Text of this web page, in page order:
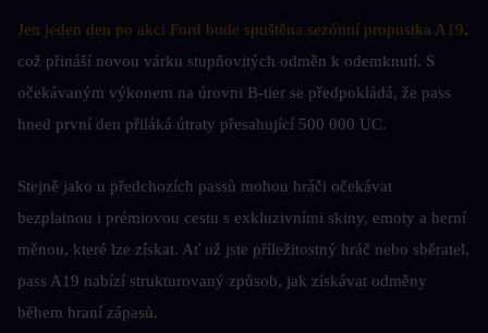
Jen jeden den po akci Ford bude spuštěna sezónní propustka A19,
což přináší novou várku stupňovitých odměn k odemknutí. S
očekávaným výkonem na úrovni B-tier se předpokládá, že pass
hned první den přiláká útraty přesahující 500 000 UC.
Stejně jako u předchozích passů mohou hráči očekávat
bezplatnou i prémiovou cestu s exkluzivními skiny, emoty a herní
měnou, které lze získat. Ať už jste příležitostný hráč nebo sběratel,
pass A19 nabízí strukturovaný způsob, jak získávat odměny
během hraní zápasů.